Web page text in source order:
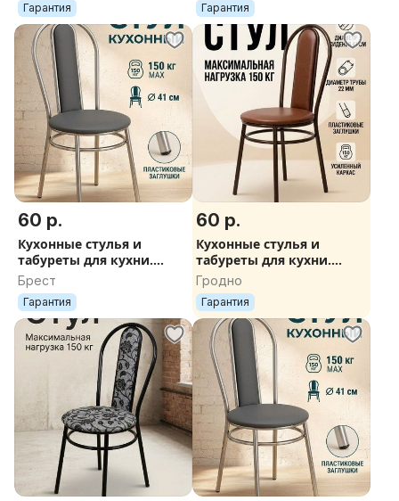
Гарантия Гарантия
60 р.
Кухонные стулья и
табуреты для кухни.
Доставка по РБ
Брест
Гарантия
60 р.
Кухонные стулья и
табуреты для кухни.
Доставка по РБ
Гродно
Гарантия